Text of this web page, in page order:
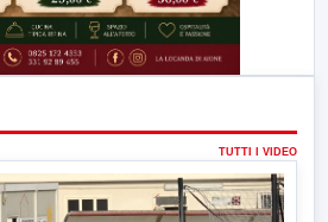
TUTTI I VIDEO